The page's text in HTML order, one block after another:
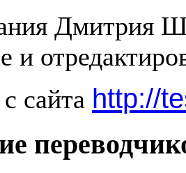
Дмитрия
и
сайта http://